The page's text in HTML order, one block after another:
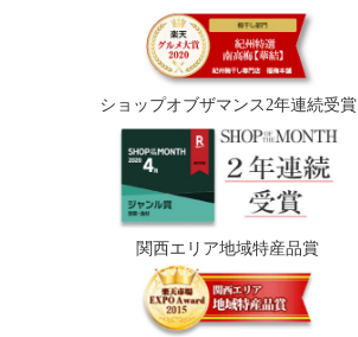
ショップオブザマンス2年連続受賞
関西エリア地域特産品賞